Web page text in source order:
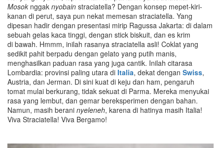
Mosok nggak nyobain straciatella? Dengan konsep mepet-kiri-
kanan di perut, saya pun nekat memesan straciatella. Yang
dipesan hadir dengan presentasi mirip Ragussa Jakarta: di dalam
sebuah gelas kaca tinggi, dengan stick biskuit, dan es krim
di bawah. Hmmm, inilah rasanya straciatella asli! Coklat yang
sedikit pahit berpadu dengan gelato yang putih manis,
menghasilkan paduan rasa yang juga cantik. Inilah citarasa
Lombardia: provinsi paling utara di Italia, dekat dengan Swiss,
Austria, dan Jerman. Di sini kuat di keju dan ham, pengaruh
tomat mulai berkurang, tidak sekuat di Parma. Mereka menyukai
rasa yang lembut, dan gemar bereksperimen dengan bahan.
Namun, masih berani nyeleneh, karena di hatinya masih Italia!
Viva Straciatella! Viva Bergamo!